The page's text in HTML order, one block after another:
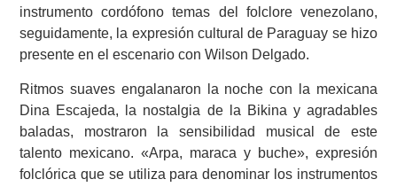
instrumento cordófono temas del folclore venezolano,
seguidamente, la expresión cultural de Paraguay se hizo
presente en el escenario con Wilson Delgado.
Ritmos suaves engalanaron la noche con la mexicana
Dina Escajeda, la nostalgia de la Bikina y agradables
baladas, mostraron la sensibilidad musical de este
talento mexicano. «Arpa, maraca y buche», expresión
folclórica que se utiliza para denominar los instrumentos